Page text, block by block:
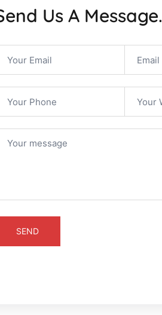
Us A Message.